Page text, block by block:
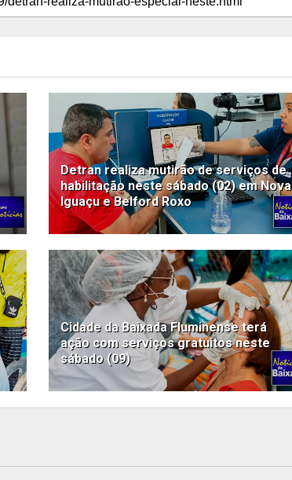
Detran realiza mutirão de serviços de
habilitação neste sábado (02) em Nova
Iguaçu e Belford Roxo
Cidade da Baixada Fluminense terá
ação com serviços gratuitos neste
sábado (09)